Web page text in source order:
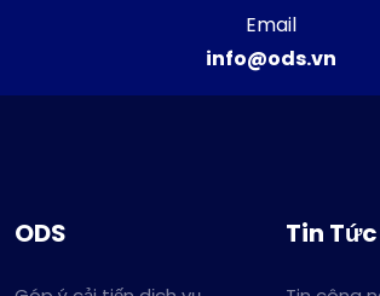
Email
info@ods.vn
ODS Tin Tức